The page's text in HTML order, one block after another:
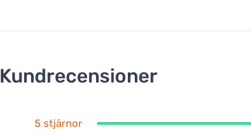
Kundrecensioner
5 stjärnor